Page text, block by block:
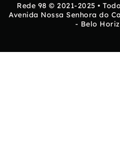
Rede 98 © 2021-2025 •
Avenida Nossa Senhora do
- Belo